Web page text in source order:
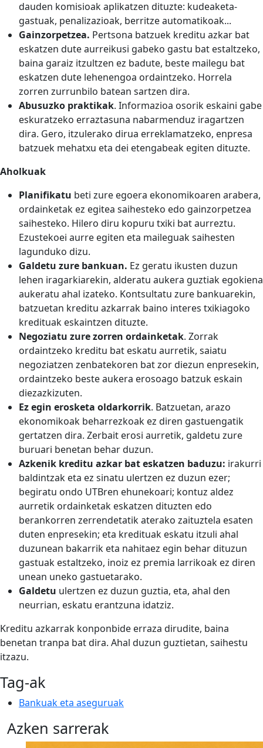
dauden komisioak aplikatzen dituzte: kudeaketa-
gastuak, penalizazioak, berritze automatikoak...
Gainzorpetzea. Pertsona batzuek kreditu azkar bat
eskatzen dute aurreikusi gabeko gastu bat estaltzeko,
baina garaiz itzultzen ez badute, beste mailegu bat
eskatzen dute lehenengoa ordaintzeko. Horrela
zorren zurrunbilo batean sartzen dira.
Abusuzko praktikak. Informazioa osorik eskaini gabe
eskuratzeko erraztasuna nabarmenduz iragartzen
dira. Gero, itzulerako dirua erreklamatzeko, enpresa
batzuek mehatxu eta dei etengabeak egiten dituzte.
Aholkuak
Planifikatu beti zure egoera ekonomikoaren arabera,
ordainketak ez egitea saihesteko edo gainzorpetzea
saihesteko. Hilero diru kopuru txiki bat aurreztu.
Ezustekoei aurre egiten eta maileguak saihesten
lagunduko dizu.
Galdetu zure bankuan. Ez geratu ikusten duzun
lehen iragarkiarekin, alderatu aukera guztiak egokiena
aukeratu ahal izateko. Kontsultatu zure bankuarekin,
batzuetan kreditu azkarrak baino interes txikiagoko
kredituak eskaintzen dituzte.
Negoziatu zure zorren ordainketak. Zorrak
ordaintzeko kreditu bat eskatu aurretik, saiatu
negoziatzen zenbatekoren bat zor diezun enpresekin,
ordaintzeko beste aukera erosoago batzuk eskain
diezazkizuten.
Ez egin erosketa oldarkorrik. Batzuetan, arazo
ekonomikoak beharrezkoak ez diren gastuengatik
gertatzen dira. Zerbait erosi aurretik, galdetu zure
buruari benetan behar duzun.
Azkenik kreditu azkar bat eskatzen baduzu: irakurri
baldintzak eta ez sinatu ulertzen ez duzun ezer;
begiratu ondo UTBren ehunekoari; kontuz aldez
aurretik ordainketak eskatzen dituzten edo
berankorren zerrendetatik aterako zaituztela esaten
duten enpresekin; eta kredituak eskatu itzuli ahal
duzunean bakarrik eta nahitaez egin behar dituzun
gastuak estaltzeko, inoiz ez premia larrikoak ez diren
unean uneko gastuetarako.
Galdetu ulertzen ez duzun guztia, eta, ahal den
neurrian, eskatu erantzuna idatziz.
Kreditu azkarrak konponbide erraza dirudite, baina
benetan tranpa bat dira. Ahal duzun guztietan, saihestu
itzazu.
Tag-ak
Bankuak eta aseguruak
Azken sarrerak